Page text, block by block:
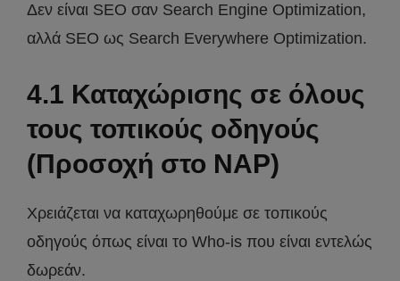
Δεν είναι SEO σαν Search Engine Optimization,
αλλά SEO ως Search Everywhere Optimization.
4.1 Καταχώρισης σε όλους
τους τοπικούς οδηγούς
(Προσοχή στο NAP)
Χρειάζεται να καταχωρηθούμε σε τοπικούς
οδηγούς όπως είναι το Who-is που είναι εντελώς
δωρεάν.